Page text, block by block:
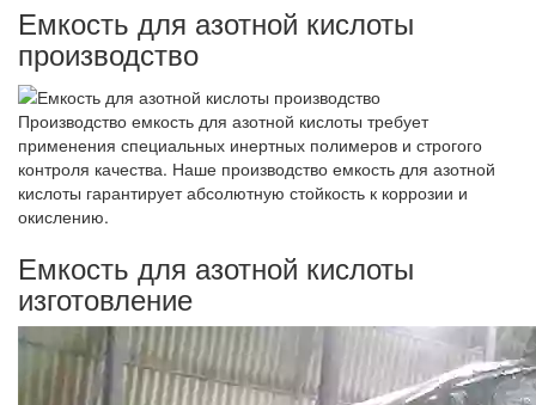
Емкость для азотной кислоты
производство
Производство емкость для азотной кислоты требует
применения специальных инертных полимеров и строгого
контроля качества. Наше производство емкость для азотной
кислоты гарантирует абсолютную стойкость к коррозии и
окислению.
Емкость для азотной кислоты
изготовление